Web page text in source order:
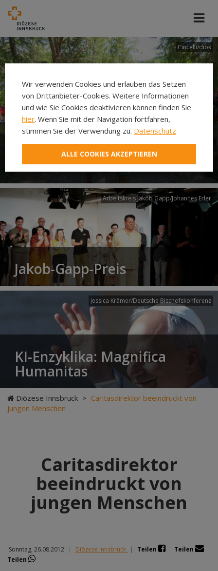
Cincelli/dibk
Neuer Pilgerweg Via
Laudato si’
Arbeitskreis Jakob Gapp/Johannes Erler
Jakob-Gapp-Preis
Jessica Krämer/Deutsche Bischofskonferenz
KI-Enzyklika: Magnifica
Humanitas
Diözese Innsbruck > Caritasdirektor beeindruckt von
jungen Menschen
Caritasdirektor
beeindruckt von
jungen Menschen
Sonntag, 26.08.2012 | Diözese Innsbruck | Teilen
Teilen
Teilen
Wir verwenden Cookies und erlauben das Setzen
von Drittanbieter-Cookies. Weitere Informationen
und wie Sie Cookies deaktivieren können finden Sie
hier. Wenn Sie mit der Navigation fortfahren,
stimmen Sie der Verwendung zu. Datenschutz
ALLE COOKIES AKZEPTIEREN